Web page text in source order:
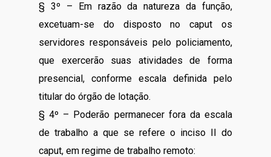
§ 3º – Em razão da natureza da função,
excetuam-se do disposto no caput os
servidores responsáveis pelo policiamento,
que exercerão suas atividades de forma
presencial, conforme escala definida pelo
titular do órgão de lotação.
§ 4º – Poderão permanecer fora da escala
de trabalho a que se refere o inciso II do
caput, em regime de trabalho remoto: